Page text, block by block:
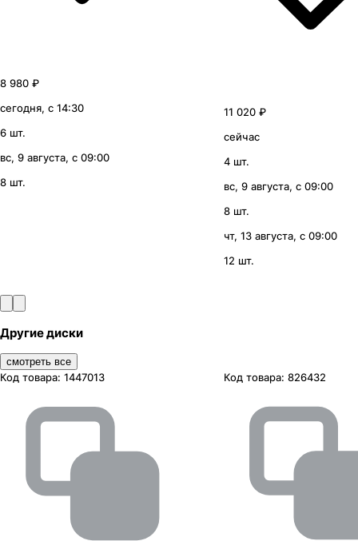
8 980 ₽
сегодня, с 14:30
6 шт.
вс, 9 августа, с 09:00
8 шт.
11 020 ₽
сейчас
4 шт.
вс, 9 августа, с 09:00
8 шт.
чт, 13 августа, с 09:00
12 шт.
Другие диски
смотреть все
Код товара: 1447013 Код товара: 826432